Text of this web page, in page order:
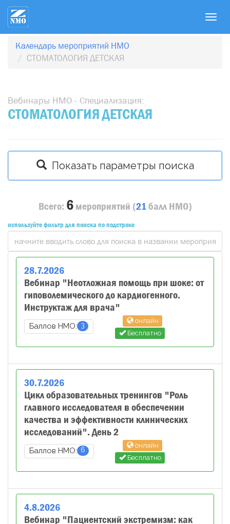
T
a
i
Календарь мероприятий НМО
СТОМАТОЛОГИЯ ДЕТСКАЯ
Вебинары НМО - Специализация:
СТОМАТОЛОГИЯ ДЕТСКАЯ
Показать параметры поиска
Всего: 6 мероприятий (21баллНМО)
используйте фильтр для поиска по подстроке
28.7.2026
Вебинар "Неотложная помощь при шоке: от
гиповолемического до кардиогенного.
Инструктаж для врача"
Баллов НМО: 3
онлайн
Бесплатно
30.7.2026
Цикл образовательных тренингов "Роль
главного исследователя в обеспечении
качества и эффективности клинических
исследований". День 2
Баллов НМО: 6
онлайн
Бесплатно
4.8.2026
Вебинар "Пациентский экстремизм: как